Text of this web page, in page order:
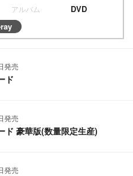
アルバム
DVD
発売
ド
発売
ド 豪華版(数量限定生産)
発売